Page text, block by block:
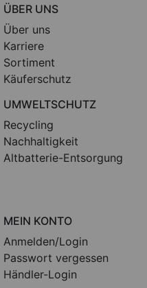
ÜBER UNS
Über uns
Karriere
Sortiment
Käuferschutz
UMWELTSCHUTZ
Recycling
Nachhaltigkeit
Altbatterie-Entsorgung
MEIN KONTO
Anmelden/Login
Passwort vergessen
Händler-Login